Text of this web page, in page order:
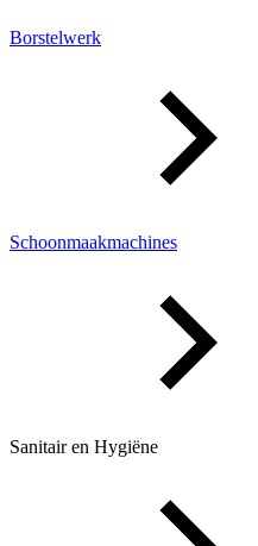
Borstelwerk
Schoonmaakmachines
Sanitair en Hygiëne